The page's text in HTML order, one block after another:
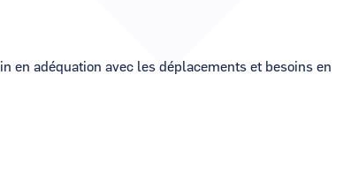
en adéquation avec les déplacements et besoins en